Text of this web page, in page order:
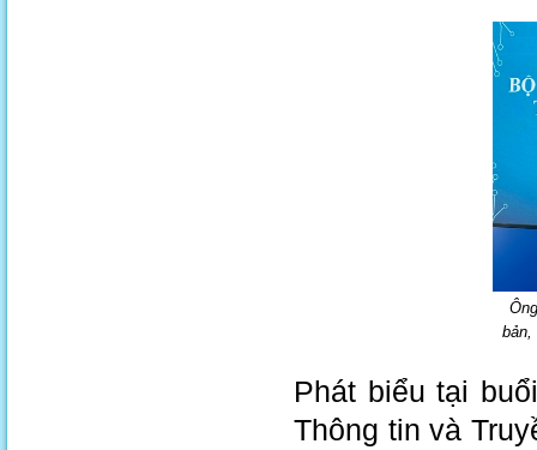
bản,
Phát biểu tại
Thông tin và